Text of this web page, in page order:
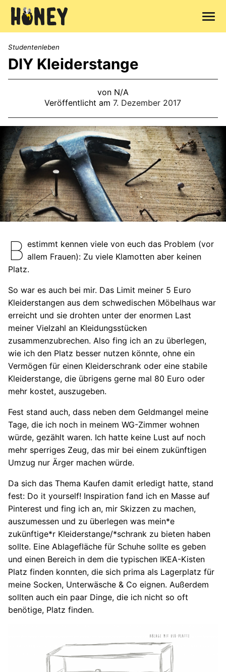
Inhalt
Studentenleben
DIY Kleiderstange
von N/A
Veröffentlicht am7. Dezember 2017
B estimmt kennen viele von euch das Problem (vor
allem Frauen): Zu viele Klamotten aber keinen
Platz.
So war es auch bei mir. Das Limit meiner 5 Euro
Kleiderstangen aus dem schwedischen Möbelhaus war
erreicht und sie drohten unter der enormen Last
meiner Vielzahl an Kleidungsstücken
zusammenzubrechen. Also fing ich an zu überlegen,
wie ich den Platz besser nutzen könnte, ohne ein
Vermögen für einen Kleiderschrank oder eine stabile
Kleiderstange, die übrigens gerne mal 80 Euro oder
mehr kostet, auszugeben.
Fest stand auch, dass neben dem Geldmangel meine
Tage, die ich noch in meinem WG-Zimmer wohnen
würde, gezählt waren. Ich hatte keine Lust auf noch
mehr sperriges Zeug, das mir bei einem zukünftigen
Umzug nur Ärger machen würde.
Da sich das Thema Kaufen damit erledigt hatte, stand
fest: Do it yourself! Inspiration fand ich en Masse auf
Pinterest und fing ich an, mir Skizzen zu machen,
auszumessen und zu überlegen was mein*e
zukünftige*r Kleiderstange/*schrank zu bieten haben
sollte. Eine Ablagefläche für Schuhe sollte es geben
und einen Bereich in dem die typischen IKEA-Kisten
Platz finden konnten, die sich prima als Lagerplatz für
meine Socken, Unterwäsche & Co eignen. Außerdem
sollten auch ein paar Dinge, die ich nicht so oft
benötige, Platz finden.